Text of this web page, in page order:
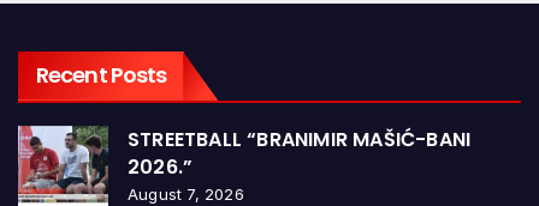
Recent Posts
STREETBALL “BRANIMIR MAŠIĆ-BANI
2026.”
August 7, 2026